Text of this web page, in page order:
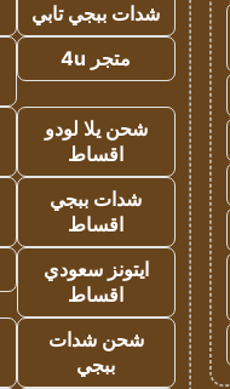
شدات ببجي تابي
متجر 4u
شحن يلا لودو
اقساط
شدات ببجي
اقساط
ايتونز سعودي
اقساط
شحن شدات
ببجي